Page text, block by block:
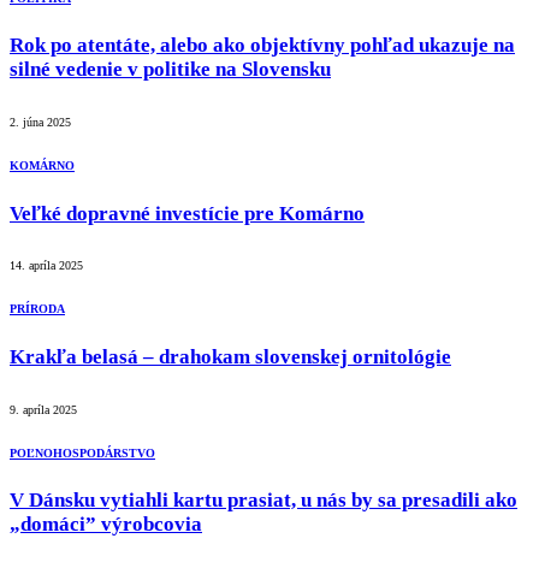
Rok po atentáte, alebo ako objektívny pohľad ukazuje na
silné vedenie v politike na Slovensku
2. júna 2025
KOMÁRNO
Veľké dopravné investície pre Komárno
14. apríla 2025
PRÍRODA
Krakľa belasá – drahokam slovenskej ornitológie
9. apríla 2025
POĽNOHOSPODÁRSTVO
V Dánsku vytiahli kartu prasiat, u nás by sa presadili ako
„domáci” výrobcovia